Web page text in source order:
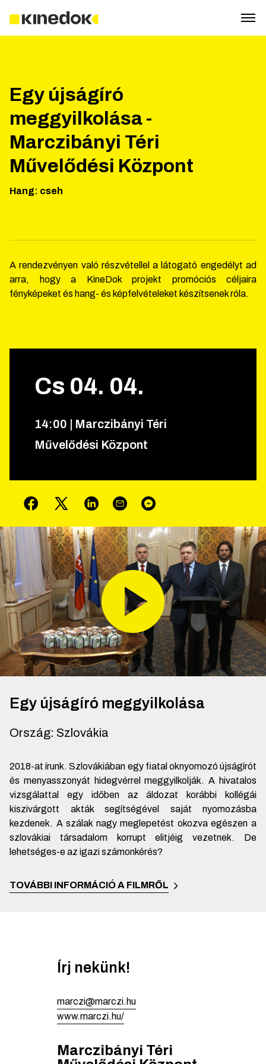
Egy újságíró
meggyilkolása -
Marczibányi Téri
Művelődési Központ
Hang: cseh
A rendezvényen való részvétellel a látogató engedélyt ad
arra, hogy a KineDok projekt promóciós céljaira
fényképeket és hang- és képfelvételeket készítsenek róla.
Cs 04. 04.
14:00
Marczibányi Téri
Művelődési Központ
Egy újságíró meggyilkolása
Ország: Szlovákia
2018-at írunk. Szlovákiában egy fiatal oknyomozó újságírót
és menyasszonyát hidegvérrel meggyilkolják. A hivatalos
vizsgálattal egy időben az áldozat korábbi kollégái
kiszivárgott akták segítségével saját nyomozásba
kezdenek. A szálak nagy meglepetést okozva egészen a
szlovákiai társadalom korrupt elitjéig vezetnek. De
lehetséges-e az igazi számonkérés?
TOVÁBBI INFORMÁCIÓ A FILMRŐL
Írj nekünk!
marczi@marczi.hu
www.marczi.hu/
Marczibányi Téri